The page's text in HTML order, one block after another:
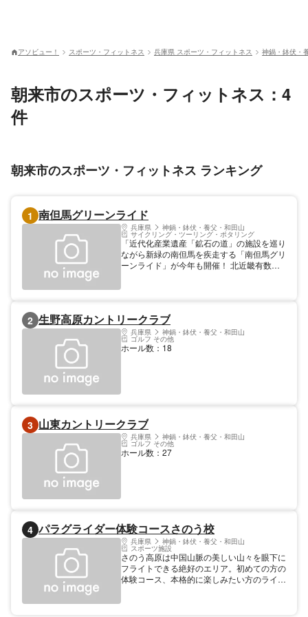
アソビュー！ スポーツ・フィットネス 兵庫県 スポーツ・フィットネス 神鍋・鉢伏・
朝来市のスポーツ・フィットネス：4
件
朝来市のスポーツ・フィットネス ランキング
1 南但馬グリーンライド
兵庫県 神鍋・鉢伏・養父・和田山
サイクリング・ツーリング・ポタリング
「近代化産業遺産「鉱石の道」の施設を巡り
ながら新緑の南但馬を疾走する「南但馬グリ
ーンライド」が今年も開催！ 北近畿有数の
の開幕を迎えてみませんか？ また今年は新
たに湖畔の風を感じる、初心者の皆さまにも
優しい『生野「銀山湖」観光ライドコース』
を新設！ 皆さまのご参加を心よりお待ちし
2 生野高原カントリークラブ
兵庫県 神鍋・鉢伏・養父・和田山
ゴルフ その他
ホール数：18
3 山東カントリークラブ
兵庫県 神鍋・鉢伏・養父・和田山
ゴルフ その他
ホール数：27
4 パラグライダー体験コースさのう校
兵庫県 神鍋・鉢伏・養父・和田山
スポーツ施設
さのう高原は中国山脈の美しい山々を眼下に
フライトできる絶好のエリア。初めての方の
体験コース、本格的に楽しみたい方のライセ